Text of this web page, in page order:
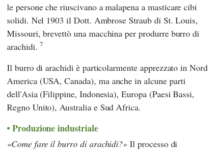
le persone che riuscivano a malapena a masticare cibi
solidi. Nel 1903il Dott. Ambrose Straubdi St. Louis,
Missouri, brevettò una macchina per produrre burro di
arachidi.7
Il burro di arachidi è particolarmente apprezzato in Nord
America (USA, Canada), ma anche in alcune parti
dell'Asia (Filippine, Indonesia), Europa (Paesi Bassi,
Regno Unito), Australia e Sud Africa.
Produzione industriale
Come fare il burro di arachidi? Il processo di